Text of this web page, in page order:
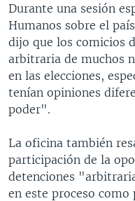
Durante una sesión
Humanos sobre el
dijo que los comicios
arbitraria de muchos
en las elecciones,
tenían opiniones
poder".
La oficina también
participación de la
detenciones
en este proceso